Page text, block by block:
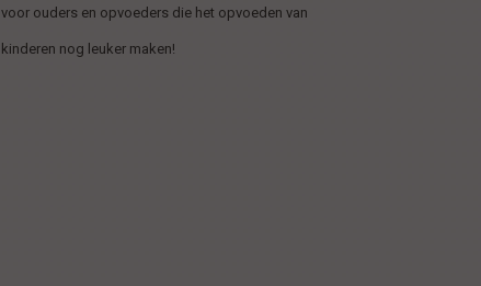
voor ouders en opvoeders die het opvoeden van
kinderen nog leuker maken!